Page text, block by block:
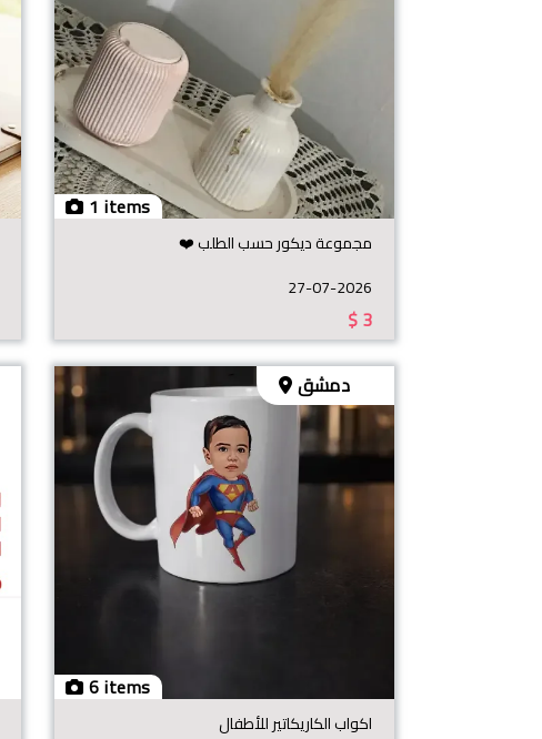
1 items
مجموعة ديكور حسب الطلب ❤️
27-07-2026
$3
6 items
دمشق
اكواب الكاريكاتير للأطفال